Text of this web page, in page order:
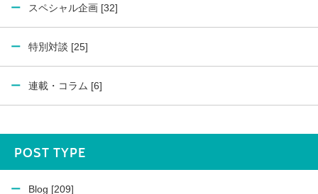
スペシャル企画 [32]
特別対談 [25]
連載・コラム [6]
POST TYPE
Blog [209]